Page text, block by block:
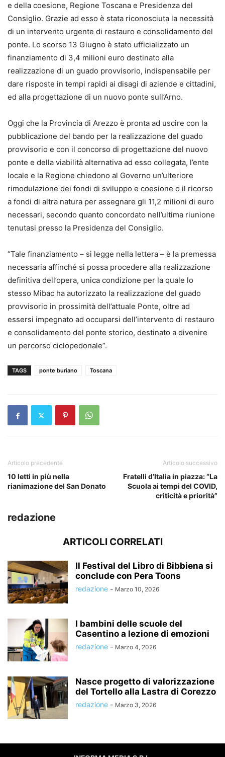
e della coesione, Regione Toscana e Presidenza del
Consiglio. Grazie ad esso è stata riconosciuta la necessità
di un intervento urgente di restauro e consolidamento del
ponte. Lo scorso 13 Giugno è stato ufficializzato un
finanziamento di 3,4 milioni euro destinato alla
realizzazione di un guado provvisorio, indispensabile per
dare risposte in tempi rapidi ai disagi di aziende e cittadini,
ed alla progettazione di un nuovo ponte sull’Arno.
Oggi che la Provincia di Arezzo è pronta ad uscire con la
pubblicazione del bando per la realizzazione del guado
provvisorio e con il concorso di progettazione del nuovo
ponte e della viabilità alternativa ad esso collegata, l’ente
locale e la Regione chiedono al Governo un’ulteriore
rimodulazione dei fondi di sviluppo e coesione o il ricorso
a fondi di altra natura per assegnare gli 11,2 milioni di euro
necessari, secondo quanto concordato nell’ultima riunione
tenutasi presso la Presidenza del Consiglio.
“Tale finanziamento – si legge nella lettera – è la premessa
necessaria affinché si possa procedere alla realizzazione
definitiva dell’opera, unica condizione per la quale lo
stesso Mibac ha autorizzato la realizzazione del guado
provvisorio in prossimità dell’attuale Ponte, oltre ad
essersi impegnato ad occuparsi dell’intervento di restauro
e consolidamento del ponte storico, destinato a divenire
un percorso ciclopedonale”.
TAGS ponte buriano Toscana
Articolo precedente
10 letti in più nella
rianimazione del San Donato
Articolo successivo
Fratelli d’Italia in piazza: “La
Scuola ai tempi del COVID,
criticità e priorità”
redazione
ARTICOLI CORRELATI
Il Festival del Libro di Bibbiena si
conclude con Pera Toons
redazione - Marzo 10, 2026
I bambini delle scuole del
Casentino a lezione di emozioni
redazione - Marzo 4, 2026
Nasce progetto di valorizzazione
del Tortello alla Lastra di Corezzo
redazione - Marzo 3, 2026